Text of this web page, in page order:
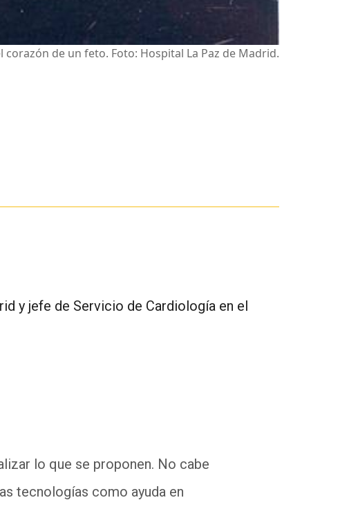
corazón de un feto. Foto: Hospital La Paz de Madrid.
y jefe de Servicio de Cardiología en el
lo que se proponen. No cabe
tecnologías como ayuda en